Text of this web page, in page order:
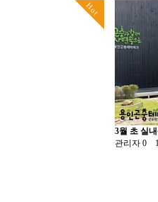
Hot
3월 초 실
관리자 0